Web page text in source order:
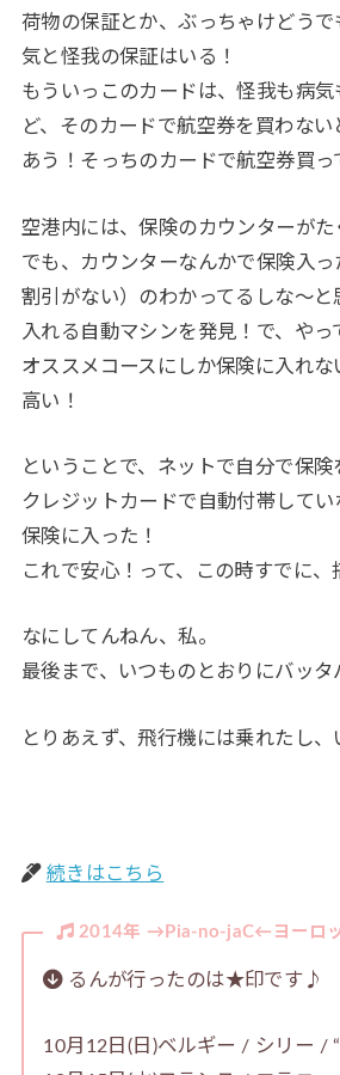
荷物の保証とか、ぶっちゃけどう
気と怪我の保証はいる！
もういっこのカードは、怪我も病
ど、そのカードで航空券を買わない
あう！そっちのカードで航空券買っ
空港内には、保険のカウンターがた
でも、カウンターなんかで保険入
割引がない）のわかってるしな～と
入れる自動マシンを発見！で、やっ
オススメコースにしか保険に入れな
高い！
ということで、ネットで自分で保険
クレジットカードで自動付帯して
保険に入った！
これで安心！って、この時すでに、
なにしてんねん、私。
最後まで、いつものとおりにバッタ
とりあえず、飛行機には乗れたし、
続きはこちら
2014年 →Pia-no-jaC←ヨーロ
るんが行ったのは★印です♪
10月12日(日)ベルギー / シリー /